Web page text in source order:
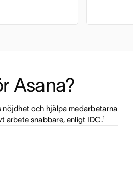
Asana?
nöjdhet och hjälpa medarbetarna
arbete snabbare, enligt IDC.¹